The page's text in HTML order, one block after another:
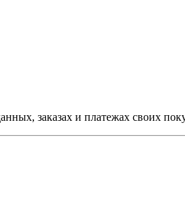
заказах и платежах своих